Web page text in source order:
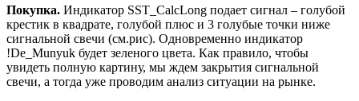
Покупка. Индикатор SST_CalcLong подает сигнал – голубой
крестик в квадрате, голубой плюс и 3 голубые точки ниже
сигнальной свечи (см.рис). Одновременно индикатор
!De_Munyuk будет зеленого цвета. Как правило, чтобы
увидеть полную картину, мы ждем закрытия сигнальной
свечи, а тогда уже проводим анализ ситуации на рынке.